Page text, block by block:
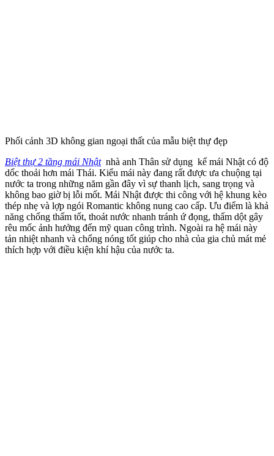
Phối cảnh 3D không gian ngoại thất của mẫu biệt thự đẹp
Biệt thự 2 tầng mái Nhậtnhà anh Thân sử dụng kế mái Nhật có độ
dốc thoải hơn mái Thái. Kiểu mái này đang rất được ưa chuộng tại
nước ta trong những năm gần đây vì sự thanh lịch, sang trọng và
không bao giờ bị lỗi mốt. Mái Nhật được thi công với hệ khung kèo
thép nhẹ và lợp ngói Romantic không nung cao cấp. Ưu điểm là khả
năng chống thấm tốt, thoát nước nhanh tránh ứ đọng, thấm dột gây
rêu mốc ảnh hưởng đến mỹ quan công trình. Ngoài ra hệ mái này
tản nhiệt nhanh và chống nóng tốt giúp cho nhà của gia chủ mát mẻ
thích hợp với điều kiện khí hậu của nước ta.